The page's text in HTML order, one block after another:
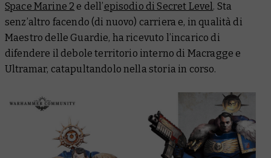
Space Marine 2 e dell’episodio di Secret Level. Sta
senz’altro facendo (di nuovo) carriera e, in qualità di
Maestro delle Guardie, ha ricevuto l’incarico di
difendere il debole territorio interno di Macragge e
Ultramar, catapultandolo nella storia in corso.